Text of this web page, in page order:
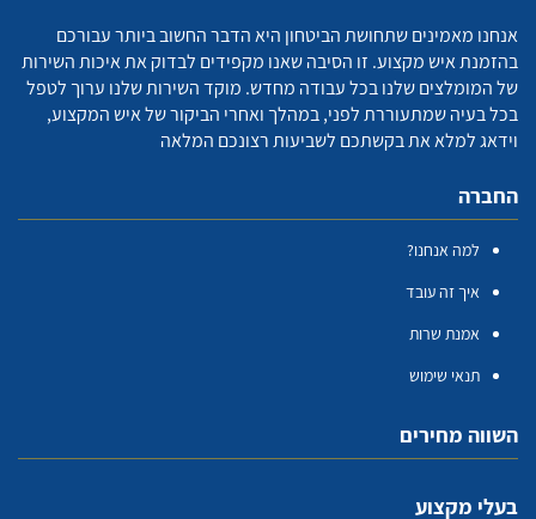
אנחנו מאמינים שתחושת הביטחון היא הדבר החשוב ביותר עבורכם
בהזמנת איש מקצוע. זו הסיבה שאנו מקפידים לבדוק את איכות השירות
של המומלצים שלנו בכל עבודה מחדש. מוקד השירות שלנו ערוך לטפל
בכל בעיה שמתעוררת לפני, במהלך ואחרי הביקור של איש המקצוע,
וידאג למלא את בקשתכם לשביעות רצונכם המלאה
החברה
למה אנחנו?
איך זה עובד
אמנת שרות
תנאי שימוש
השווה מחירים
בעלי מקצוע